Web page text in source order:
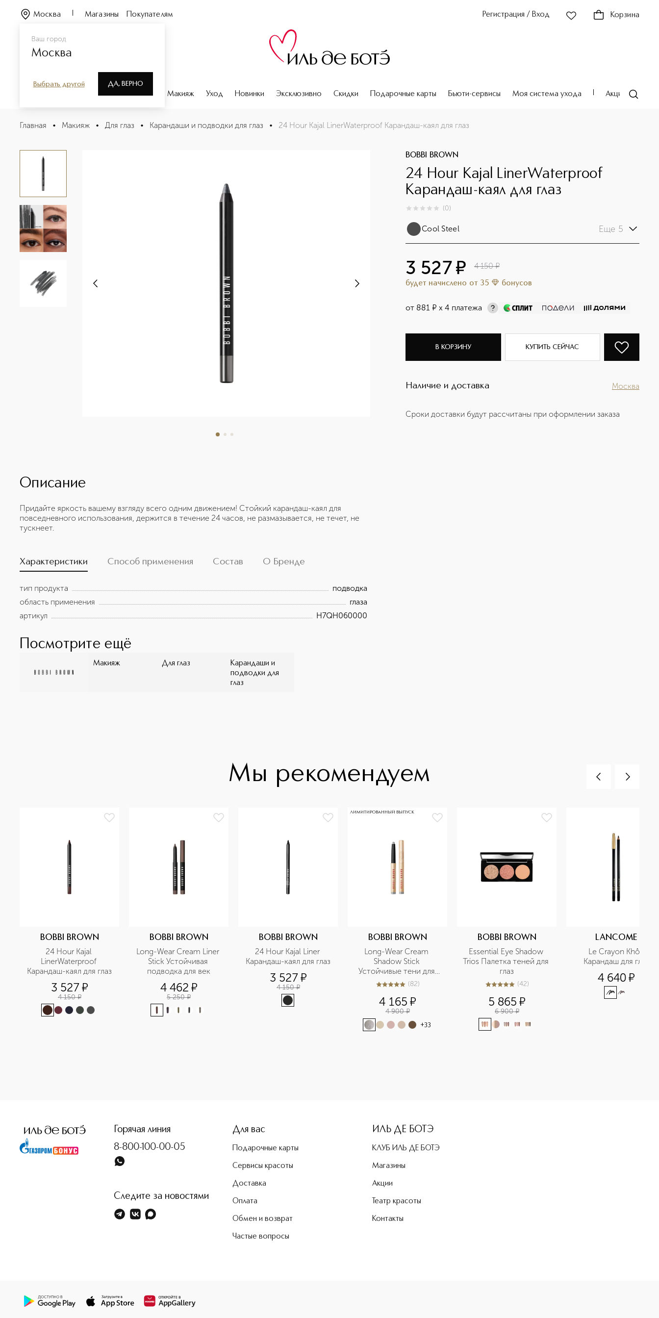
Ваш город
Москва
Выбрать другой ДА, ВЕРНО
Москва Магазины Покупателям Регистрация / Вход Корзина
Парфюмерия Макияж Уход Новинки Эксклюзивно Скидки Подарочные карты Бьюти-сервисы Моя система ухода Акции
24 Hour Kajal LinerWaterproof Карандаш-каял для глаз
Описание
Главная • Макияж • Для глаз • Карандаши и подводки для глаз • 24 Hour Kajal LinerWaterproof Карандаш-каял для глаз
BOBBI BROWN
24 Hour Kajal LinerWaterproof
Карандаш-каял для глаз
0из 0 (0)
Cool Steel Еще 5
3 527¤ 4 150 ¤
будет начислено от 35 бонусов
от 881 ¤ х 4 платежа
В КОРЗИНУ КУПИТЬ СЕЙЧАС
Наличие и доставка Москва
Сроки доставки будут рассчитаны при оформлении заказа
Описание
Придайте яркость вашему взгляду всего одним движением! Стойкий карандаш-каял для
повседневного использования, держится в течение 24 часов, не размазывается, не течет, не
тускнеет.
Характеристики Способ применения Состав О Бренде
тип продукта
подводка
область применения
глаза
артикул
H7QH060000
Посмотрите ещё
Макияж Для глаз
Карандаши и
подводки для
глаз
Мы рекомендуем
BOBBI BROWN
24 Hour Kajal
LinerWaterproof
Карандаш-каял для глаз
3 527¤
4 150 ¤
BOBBI BROWN
Long-Wear Cream Liner
Stick Устойчивая
подводка для век
4 462 ¤
5 250 ¤
BOBBI BROWN
24 Hour Kajal Liner
Карандаш-каял для глаз
3 527¤
4 150 ¤
ЛИМИТИРОВАННЫЙ ВЫПУСК
BOBBI BROWN
Long-Wear Cream
Shadow Stick
Устойчивые тени для
век в карандаше
5из 582 (82)
4 165 ¤
4 900 ¤
+33
BOBBI BROWN
Essential Eye Shadow
Trios Палетка теней для
глаз
5из 542 (42)
5 865 ¤
6 900 ¤
LANCOME
Le Crayon Khôl
Карандаш для глаз
4 640¤
Горячая линия
8-800-100-00-05
Следите за новостями
Для вас
Подарочные карты
Сервисы красоты
Доставка
Оплата
Обмен и возврат
Частые вопросы
ИЛЬ ДЕ БОТЭ
КЛУБ ИЛЬ ДЕ БОТЭ
Магазины
Акции
Театр красоты
Контакты